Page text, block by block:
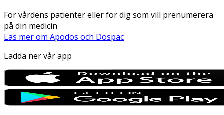
För vårdens patienter eller för dig som vill prenumerera
på din medicin
Läs mer om Apodos och Dospac
Ladda ner vår app